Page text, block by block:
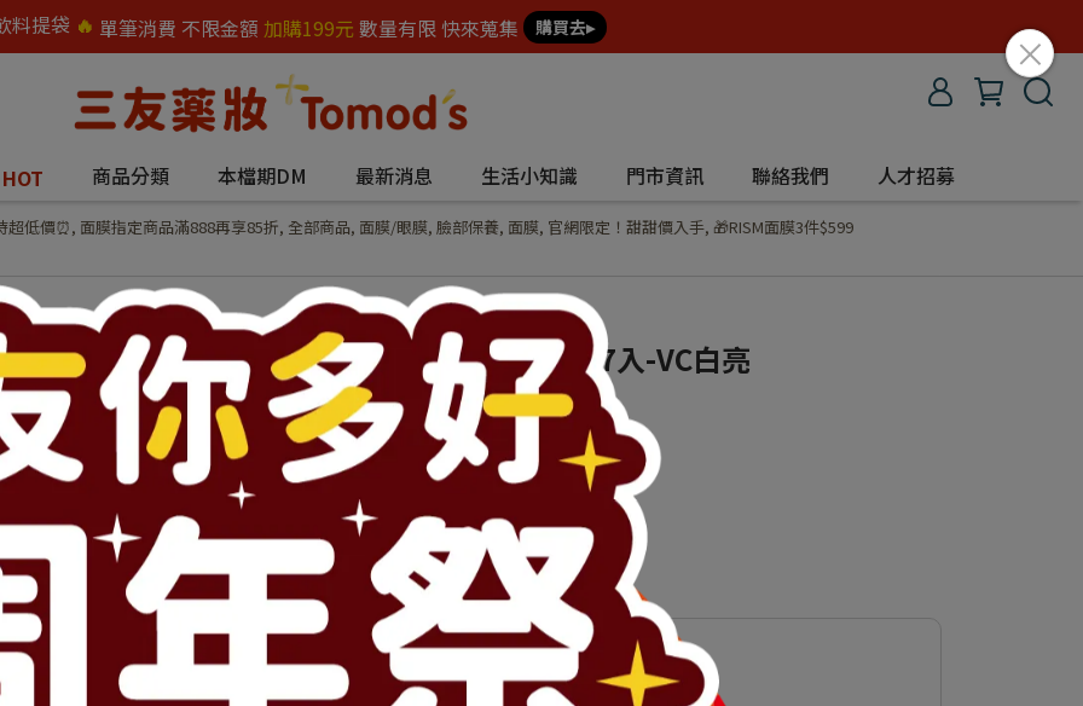
料提袋 🔥 單筆消費 不限金額 加購199元 數量有限 快來蒐集 購買去▸
HOT 商品分類 本檔期DM 最新消息 生活小知識 門市資訊 聯絡我們 人才招募
超低價⏰, 面膜指定商品滿888再享85折, 全部商品, 面膜/眼膜, 臉部保養, 面膜, 官網限定！甜甜價入手, 🎁RISM面膜3件$599
RISM日常頂級護理面膜7入-VC白亮
NT$313
NT$329
商品編號:
供貨狀況:
尚有庫存 60
此商品參與的優惠活動
🎁RISM面膜3件$599